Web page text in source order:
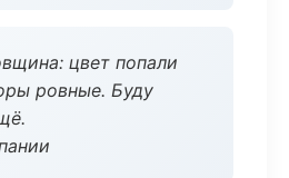
цвет попали
ровные. Буду